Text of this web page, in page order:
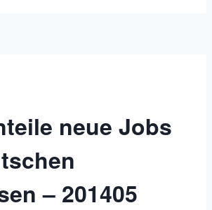
neue Jobs
– 201405